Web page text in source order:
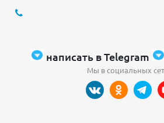
написать в Telegram
Мы в социальных